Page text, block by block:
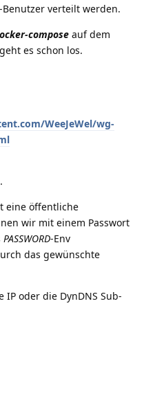
verteilt werden.
compose auf dem
es schon los.
WeeJeWel/wg-
eine öffentliche
wir mit einem Passwort
PASSWORD-Env
das gewünschte
IP oder die DynDNS Sub-